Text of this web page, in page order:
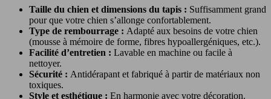
Taille du chien et dimensions du tapis : Suffisamment grand
pour que votre chien s’allonge confortablement.
Type de rembourrage : Adapté aux besoins de votre chien
(mousse à mémoire de forme, fibres hypoallergéniques, etc.).
Facilité d’entretien : Lavable en machine ou facile à
nettoyer.
Sécurité : Antidérapant et fabriqué à partir de matériaux non
toxiques.
Style et esthétique : En harmonie avec votre décoration.